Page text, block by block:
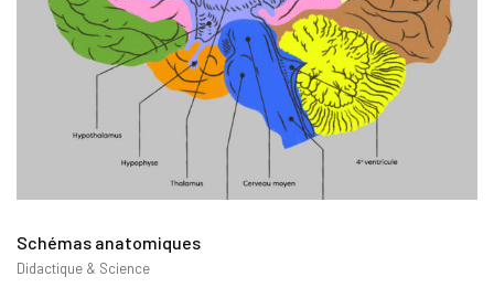
Schémas anatomiques
Didactique & Science